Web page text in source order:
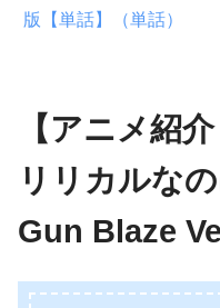
版【単話】（単話）
【アニメ紹
リリカルな
Gun Blaze